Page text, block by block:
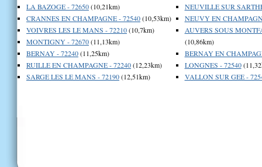
LA BAZOGE - 72650(10,21km)
CRANNES EN CHAMPAGNE - 72540(10,53km)
VOIVRES LES LE MANS - 72210(10,7km)
MONTIGNY - 72670(11,13km)
BERNAY - 72240(11,25km)
RUILLE EN CHAMPAGNE - 72240(12,23km)
SARGE LES LE MANS - 72190(12,51km)
NEUVILLE SUR
NEUVY EN
AUVERS SOUS
(10,86km)
BERNAY EN
LONGNES - 72540
VALLON SUR GEE -